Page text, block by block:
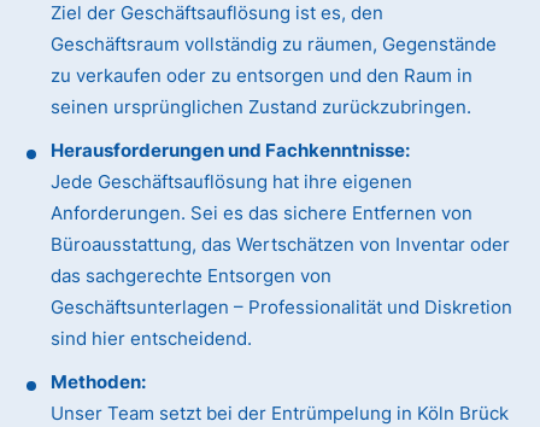
Ziel der Geschäftsauflösung ist es, den
Geschäftsraum vollständig zu räumen, Gegenstände
zu verkaufen oder zu entsorgen und den Raum in
seinen ursprünglichen Zustand zurückzubringen.
Herausforderungen und Fachkenntnisse:
Jede Geschäftsauflösung hat ihre eigenen
Anforderungen. Sei es das sichere Entfernen von
Büroausstattung, das Wertschätzen von Inventar oder
das sachgerechte Entsorgen von
Geschäftsunterlagen – Professionalität und Diskretion
sind hier entscheidend.
Methoden:
Unser Team setzt bei der Entrümpelung in Köln Brück